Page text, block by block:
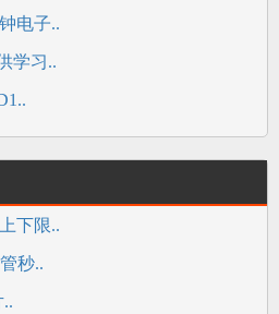
电子..
学习..
下限..
秒..
..